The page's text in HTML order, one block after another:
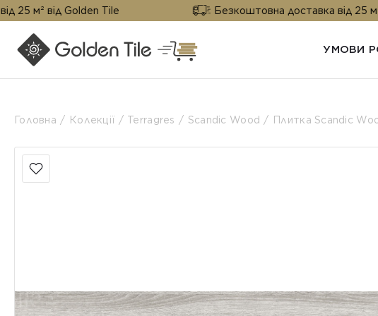
Golden Tile Безкоштовна доставка від 25 м² від
УМОВИ
Головна Колекції Terragres Scandic Wood Плитка Scandic